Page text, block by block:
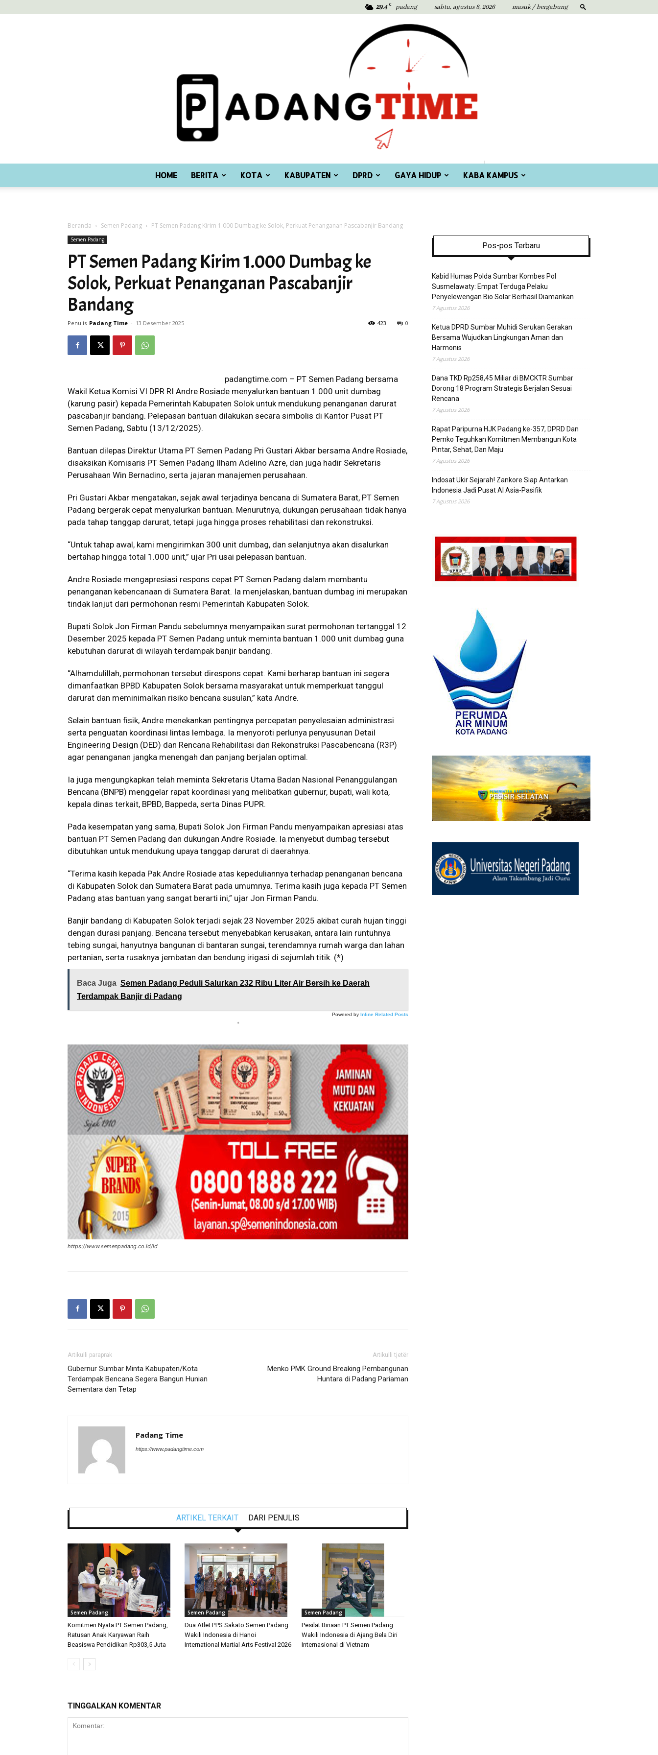
29.4 C padang sabtu, agustus 8, 2026 masuk / bergabung
Time
HOME BERITA KOTA KABUPATEN DPRD GAYA HIDUP KABA KAMPUS
Beranda Semen Padang PT Semen Padang Kirim 1.000 Dumbag ke Solok, Perkuat Penanganan Pascabanjir Bandang
Semen Padang
PT Semen Padang Kirim 1.000 Dumbag ke
Solok, Perkuat Penanganan Pascabanjir
Bandang
Penulis Padang Time - 13 Desember 2025 0
423
padangtime.com – PT Semen Padang bersama
Wakil Ketua Komisi VI DPR RI Andre Rosiade menyalurkan bantuan 1.000 unit dumbag
(karung pasir) kepada Pemerintah Kabupaten Solok untuk mendukung penanganan darurat
pascabanjir bandang. Pelepasan bantuan dilakukan secara simbolis di Kantor Pusat PT
Semen Padang, Sabtu (13/12/2025).
Bantuan dilepas Direktur Utama PT Semen Padang Pri Gustari Akbar bersama Andre Rosiade,
disaksikan Komisaris PT Semen Padang Ilham Adelino Azre, dan juga hadir Sekretaris
Perusahaan Win Bernadino, serta jajaran manajemen perusahaan.
Pri Gustari Akbar mengatakan, sejak awal terjadinya bencana di Sumatera Barat, PT Semen
Padang bergerak cepat menyalurkan bantuan. Menurutnya, dukungan perusahaan tidak hanya
pada tahap tanggap darurat, tetapi juga hingga proses rehabilitasi dan rekonstruksi.
“Untuk tahap awal, kami mengirimkan 300 unit dumbag, dan selanjutnya akan disalurkan
bertahap hingga total 1.000 unit,” ujar Pri usai pelepasan bantuan.
Andre Rosiade mengapresiasi respons cepat PT Semen Padang dalam membantu
penanganan kebencanaan di Sumatera Barat. Ia menjelaskan, bantuan dumbag ini merupakan
tindak lanjut dari permohonan resmi Pemerintah Kabupaten Solok.
Bupati Solok Jon Firman Pandu sebelumnya menyampaikan surat permohonan tertanggal 12
Desember 2025 kepada PT Semen Padang untuk meminta bantuan 1.000 unit dumbag guna
kebutuhan darurat di wilayah terdampak banjir bandang.
“Alhamdulillah, permohonan tersebut direspons cepat. Kami berharap bantuan ini segera
dimanfaatkan BPBD Kabupaten Solok bersama masyarakat untuk memperkuat tanggul
darurat dan meminimalkan risiko bencana susulan,” kata Andre.
Selain bantuan fisik, Andre menekankan pentingnya percepatan penyelesaian administrasi
serta penguatan koordinasi lintas lembaga. Ia menyoroti perlunya penyusunan Detail
Engineering Design (DED) dan Rencana Rehabilitasi dan Rekonstruksi Pascabencana (R3P)
agar penanganan jangka menengah dan panjang berjalan optimal.
Ia juga mengungkapkan telah meminta Sekretaris Utama Badan Nasional Penanggulangan
Bencana (BNPB) menggelar rapat koordinasi yang melibatkan gubernur, bupati, wali kota,
kepala dinas terkait, BPBD, Bappeda, serta Dinas PUPR.
Pada kesempatan yang sama, Bupati Solok Jon Firman Pandu menyampaikan apresiasi atas
bantuan PT Semen Padang dan dukungan Andre Rosiade. Ia menyebut dumbag tersebut
dibutuhkan untuk mendukung upaya tanggap darurat di daerahnya.
“Terima kasih kepada Pak Andre Rosiade atas kepeduliannya terhadap penanganan bencana
di Kabupaten Solok dan Sumatera Barat pada umumnya. Terima kasih juga kepada PT Semen
Padang atas bantuan yang sangat berarti ini,” ujar Jon Firman Pandu.
Banjir bandang di Kabupaten Solok terjadi sejak 23 November 2025 akibat curah hujan tinggi
dengan durasi panjang. Bencana tersebut menyebabkan kerusakan, antara lain runtuhnya
tebing sungai, hanyutnya bangunan di bantaran sungai, terendamnya rumah warga dan lahan
pertanian, serta rusaknya jembatan dan bendung irigasi di sejumlah titik. (*)
Baca Juga Semen Padang Peduli Salurkan 232 Ribu Liter Air Bersih ke Daerah
Terdampak Banjir di Padang
Powered by Inline Related Posts
*
https://www.semenpadang.co.id/id
Artikulli paraprak
Gubernur Sumbar Minta Kabupaten/Kota
Terdampak Bencana Segera Bangun Hunian
Sementara dan Tetap
Artikulli tjetër
Menko PMK Ground Breaking Pembangunan
Huntara di Padang Pariaman
Padang Time
https://www.padangtime.com
ARTIKEL TERKAIT DARI PENULIS
Semen Padang
Komitmen Nyata PT Semen Padang,
Ratusan Anak Karyawan Raih
Beasiswa Pendidikan Rp303,5 Juta
Semen Padang
Dua Atlet PPS Sakato Semen Padang
Wakili Indonesia di Hanoi
International Martial Arts Festival 2026
Semen Padang
Pesilat Binaan PT Semen Padang
Wakili Indonesia di Ajang Bela Diri
Internasional di Vietnam
TINGGALKAN KOMENTAR
Pos-pos Terbaru
Kabid Humas Polda Sumbar Kombes Pol
Susmelawaty: Empat Terduga Pelaku
Penyelewengan Bio Solar Berhasil Diamankan
7 Agustus 2026
Ketua DPRD Sumbar Muhidi Serukan Gerakan
Bersama Wujudkan Lingkungan Aman dan
Harmonis
7 Agustus 2026
Dana TKD Rp258,45 Miliar di BMCKTR Sumbar
Dorong 18 Program Strategis Berjalan Sesuai
Rencana
7 Agustus 2026
Rapat Paripurna HJK Padang ke-357, DPRD Dan
Pemko Teguhkan Komitmen Membangun Kota
Pintar, Sehat, Dan Maju
7 Agustus 2026
Indosat Ukir Sejarah! Zankore Siap Antarkan
Indonesia Jadi Pusat AI Asia-Pasifik
7 Agustus 2026